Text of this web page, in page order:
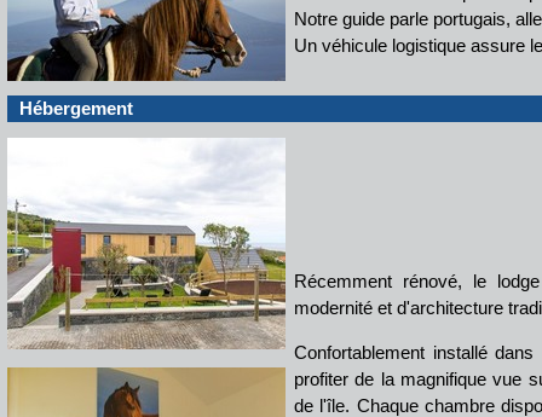
Notre guide parle portugais,
Un véhicule logistique assure
Hébergement
Récemment rénové, le
modernité et d'architecture
Confortablement installé
profiter de la magnifique vue
de l'île. Chaque chambre